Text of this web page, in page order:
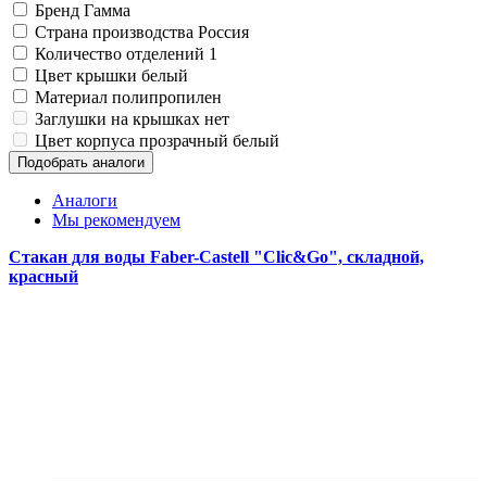
Бренд Гамма
Страна производства Россия
Количество отделений 1
Цвет крышки белый
Материал полипропилен
Заглушки на крышках нет
Цвет корпуса прозрачный белый
Подобрать аналоги
Аналоги
Мы рекомендуем
Стакан для воды Faber-Castell "Clic&Go", складной,
красный